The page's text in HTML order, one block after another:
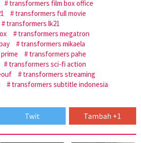
transformers film box office
transformers full movie
transformers lk21
transformers megatron
transformers mikaela
transformers pahe
transformers sci-fi action
transformers streaming
transformers subtitle indonesia
Twit
Tambah +1